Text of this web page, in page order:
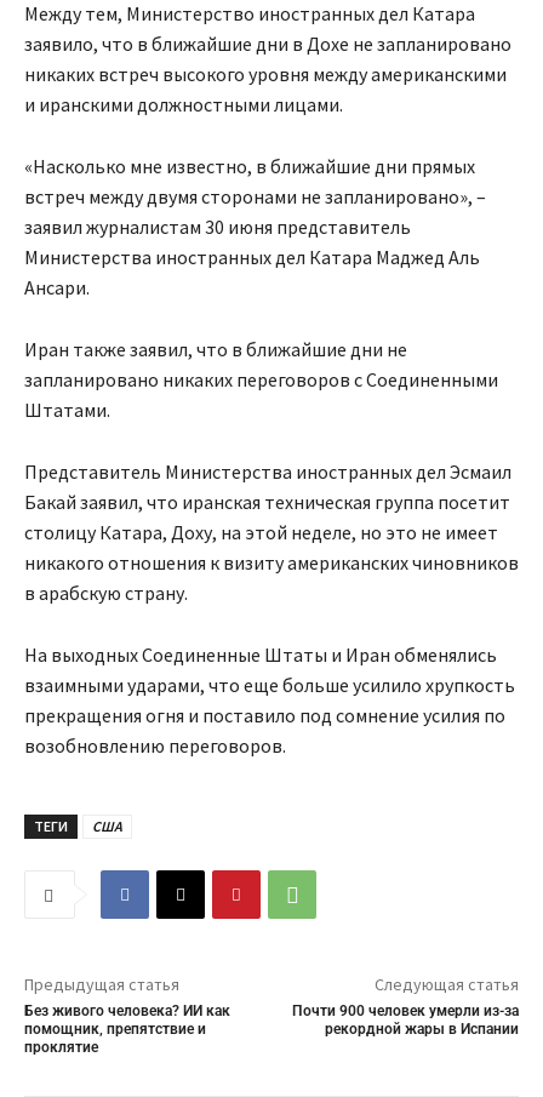
Между тем, Министерство иностранных дел Катара
заявило, что в ближайшие дни в Дохе не запланировано
никаких встреч высокого уровня между американскими
и иранскими должностными лицами.
«Насколько мне известно, в ближайшие дни прямых
встреч между двумя сторонами не запланировано», –
заявил журналистам 30 июня представитель
Министерства иностранных дел Катара Маджед Аль
Ансари.
Иран также заявил, что в ближайшие дни не
запланировано никаких переговоров с Соединенными
Штатами.
Представитель Министерства иностранных дел Эсмаил
Бакай заявил, что иранская техническая группа посетит
столицу Катара, Доху, на этой неделе, но это не имеет
никакого отношения к визиту американских чиновников
в арабскую страну.
На выходных Соединенные Штаты и Иран обменялись
взаимными ударами, что еще больше усилило хрупкость
прекращения огня и поставило под сомнение усилия по
возобновлению переговоров.
ТЕГИ США
Предыдущая статья
Без живого человека? ИИ как
помощник, препятствие и
проклятие
Следующая статья
Почти 900 человек умерли из-за
рекордной жары в Испании